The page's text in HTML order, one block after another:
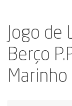
Jogo de
Berço
Marinho